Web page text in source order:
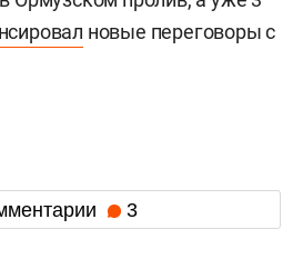
новые переговоры с
3